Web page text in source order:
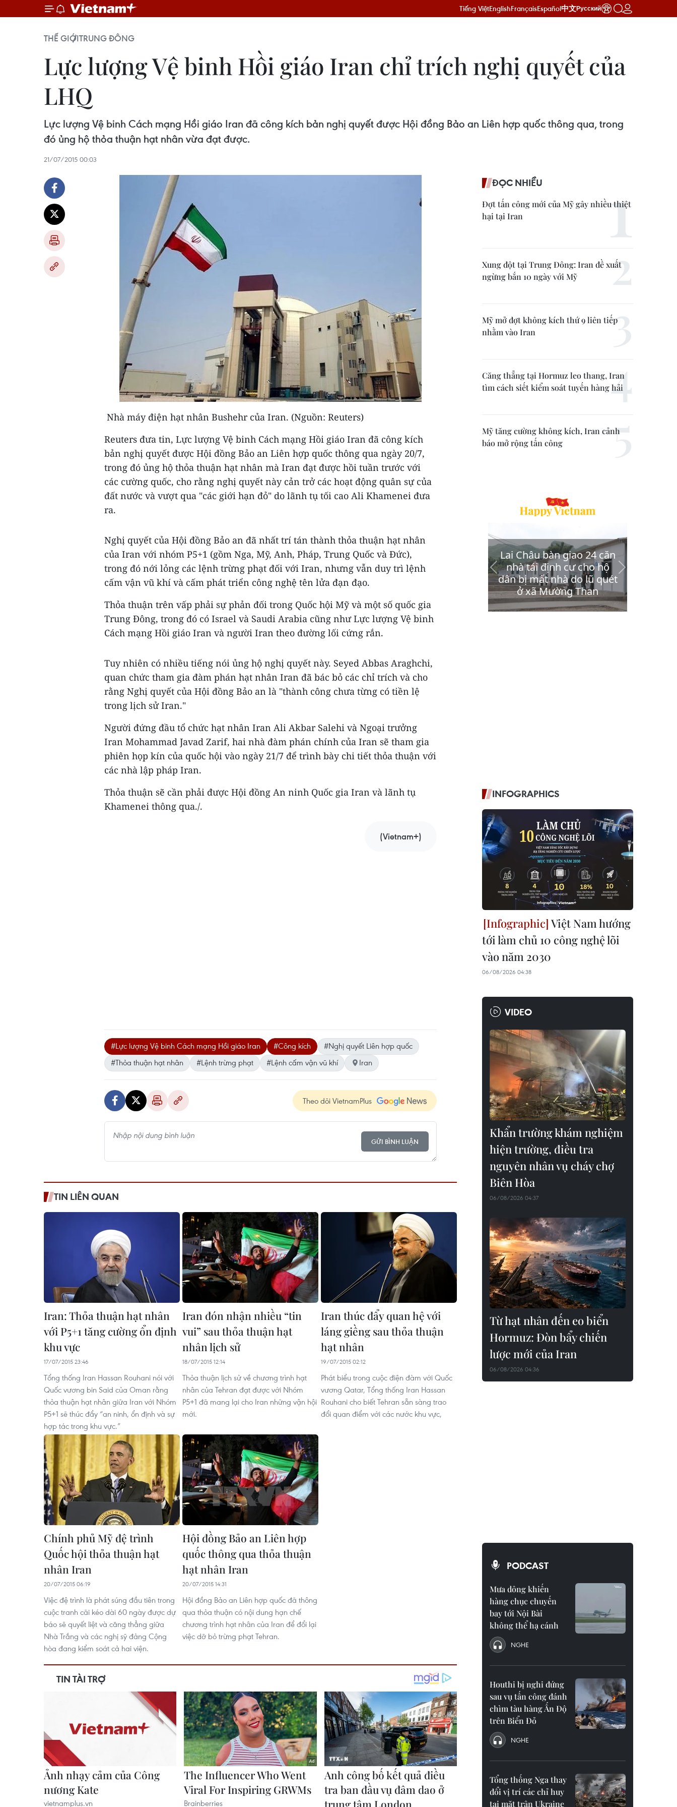
Tiếng ViệtEnglishFrançaisEspañol中文Русский
THẾ GIỚITRUNG ĐÔNG
Lực lượng Vệ binh Hồi giáo Iran chỉ trích nghị quyết của
LHQ
Lực lượng Vệ binh Cách mạng Hồi giáo Iran đã công kích bản nghị quyết được Hội đồng Bảo an Liên hợp quốc thông qua, trong
đó ủng hộ thỏa thuận hạt nhân vừa đạt được.
21/07/2015 00:03
Nhà máy điện hạt nhân Bushehr của Iran. (Nguồn: Reuters)
Reuters đưa tin, Lực lượng Vệ binh Cách mạng Hồi giáo Iran đã công kích
bản nghị quyết được Hội đồng Bảo an Liên hợp quốc thông qua ngày 20/7,
trong đó ủng hộ thỏa thuận hạt nhân mà Iran đạt được hồi tuần trước với
các cường quốc, cho rằng nghị quyết này cản trở các hoạt động quân sự của
đất nước và vượt qua "các giới hạn đỏ" do lãnh tụ tối cao Ali Khamenei đưa
ra.
Nghị quyết của Hội đồng Bảo an đã nhất trí tán thành thỏa thuận hạt nhân
của Iran với nhóm P5+1 (gồm Nga, Mỹ, Anh, Pháp, Trung Quốc và Đức),
trong đó nới lỏng các lệnh trừng phạt đối với Iran, nhưng vẫn duy trì lệnh
cấm vận vũ khí và cấm phát triển công nghệ tên lửa đạn đạo.
Thỏa thuận trên vấp phải sự phản đối trong Quốc hội Mỹ và một số quốc gia
Trung Đông, trong đó có Israel và Saudi Arabia cũng như Lực lượng Vệ binh
Cách mạng Hồi giáo Iran và người Iran theo đường lối cứng rắn.
Tuy nhiên có nhiều tiếng nói ủng hộ nghị quyết này. Seyed Abbas Araghchi,
quan chức tham gia đàm phán hạt nhân Iran đã bác bỏ các chỉ trích và cho
rằng Nghị quyết của Hội đồng Bảo an là "thành công chưa từng có tiền lệ
trong lịch sử Iran."
Người đứng đầu tổ chức hạt nhân Iran Ali Akbar Salehi và Ngoại trưởng
Iran Mohammad Javad Zarif, hai nhà đàm phán chính của Iran sẽ tham gia
phiên họp kín của quốc hội vào ngày 21/7 để trình bày chi tiết thỏa thuận với
các nhà lập pháp Iran.
Thỏa thuận sẽ cần phải được Hội đồng An ninh Quốc gia Iran và lãnh tụ
Khamenei thông qua./.
(Vietnam+)
#Lực lượng Vệ binh Cách mạng Hồi giáo Iran #Công kích
#Nghị quyết Liên hợp quốc
#Thỏa thuận hạt nhân
#Lệnh trừng phạt #Lệnh cấm vận vũ khí Iran
Theo dõi VietnamPlus
GỬI BÌNH LUẬN
TIN LIÊN QUAN
Iran: Thỏa thuận hạt nhân
với P5+1 tăng cường ổn định
khu vực
17/07/2015 23:46
Tổng thống Iran Hassan Rouhani nói với
Quốc vương bin Said của Oman rằng
thỏa thuận hạt nhân giữa Iran với Nhóm
P5+1 sẽ thúc đẩy “an ninh, ổn định và sự
hợp tác trong khu vực.”
Iran đón nhận nhiều “tin
vui” sau thỏa thuận hạt
nhân lịch sử
18/07/2015 12:14
Thỏa thuận lịch sử về chương trình hạt
nhân của Tehran đạt được với Nhóm
P5+1 đã mang lại cho Iran những vận hội
mới.
Iran thúc đẩy quan hệ với
láng giềng sau thỏa thuận
hạt nhân
19/07/2015 02:12
Phát biểu trong cuộc điện đàm với Quốc
vương Qatar, Tổng thống Iran Hassan
Rouhani cho biết Tehran sẵn sàng trao
đổi quan điểm với các nước khu vực,
Chính phủ Mỹ đệ trình
Quốc hội thỏa thuận hạt
nhân Iran
20/07/2015 06:19
Việc đệ trình là phát súng đầu tiên trong
cuộc tranh cãi kéo dài 60 ngày được dự
báo sẽ quyết liệt và căng thẳng giữa
Nhà Trắng và các nghị sỹ đảng Cộng
hòa đang kiểm soát cả hai viện.
Hội đồng Bảo an Liên hợp
quốc thông qua thỏa thuận
hạt nhân Iran
20/07/2015 14:31
Hội đồng Bảo an Liên hợp quốc đã thông
qua thỏa thuận có nội dung hạn chế
chương trình hạt nhân của Iran để đổi lại
việc dỡ bỏ trừng phạt Tehran.
ĐỌC NHIỀU
Đợt tấn công mới của Mỹ gây nhiều thiệt
hại tại Iran
Xung đột tại Trung Đông: Iran đề xuất
ngừng bắn 10 ngày với Mỹ
Mỹ mở đợt không kích thứ 9 liên tiếp
nhằm vào Iran
Căng thẳng tại Hormuz leo thang, Iran
tìm cách siết kiểm soát tuyến hàng hải
Mỹ tăng cường không kích, Iran cảnh
báo mở rộng tấn công
INFOGRAPHICS
Việt Nam hướng
tới làm chủ 10 công nghệ lõi
vào năm 2030
06/08/2026 04:38
VIDEO
Khẩn trường khám nghiệm
hiện trường, điều tra
nguyên nhân vụ cháy chợ
Biên Hòa
06/08/2026 04:37
Từ hạt nhân đến eo biển
Hormuz: Đòn bẩy chiến
lược mới của Iran
06/08/2026 04:36
PODCAST
Mưa dông khiến
hàng chục chuyến
bay tới Nội Bài
không thể hạ cánh
NGHE
Houthi bị nghi đứng
sau vụ tấn công đánh
chìm tàu hàng Ấn Độ
trên Biển Đỏ
NGHE
Tổng thống Nga thay
đổi vị trí các chỉ huy
tại mặt trận Ukraine